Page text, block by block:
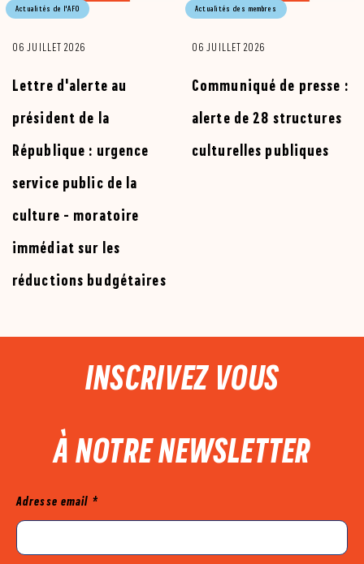
Actualités de l'AFO
06 JUILLET 2026
Lettre d'alerte au
président de la
République : urgence
service public de la
culture - moratoire
immédiat sur les
réductions budgétaires
Actualités des membres
06 JUILLET 2026
Communiqué de presse :
alerte de 28 structures
culturelles publiques
INSCRIVEZ VOUS
À NOTRE NEWSLETTER
Mailjet
Adresse email *